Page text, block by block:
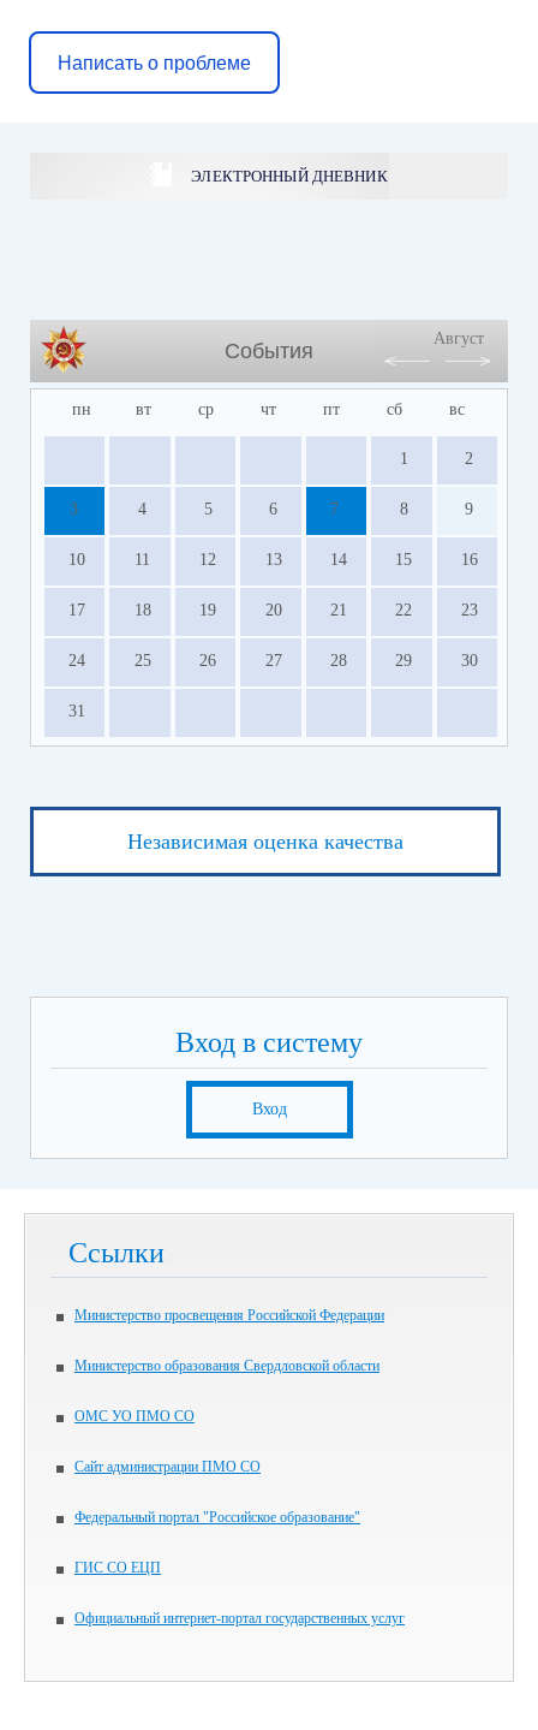
Написать о проблеме
ЭЛЕКТРОННЫЙ ДНЕВНИК
События
Август
пн вт ср чт пт сб вс
1 2
3 4 5 6 7 8 9
10 11 12 13 14 15 16
17 18 19 20 21 22 23
24 25 26 27 28 29 30
31
Независимая оценка качества
Вход в систему
Вход
Ссылки
Министерство просвещения Российской Федерации
Министерство образования Свердловской области
ОМС УО ПМО СО
Сайт администрации ПМО СО
Федеральный портал "Российское образование"
ГИС СО ЕЦП
Официальный интернет-портал государственных услуг